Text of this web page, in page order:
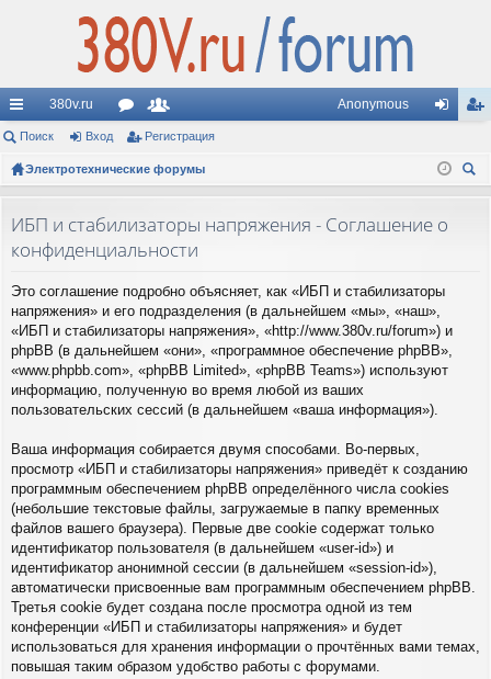
с
ы
и
380v.ru
ор
ум
ол
ьз
ат
Anonymous
д ис
Поиск Вход Регистрация
Электротехнические форумы
ИБП и стабилизаторы напряжения - Соглашение о
конфиденциальности
Это соглашение подробно объясняет, как «ИБП и стабилизаторы
напряжения» и его подразделения (в дальнейшем «мы», «наш»,
«ИБП и стабилизаторы напряжения», «http://www.380v.ru/forum») и
phpBB (в дальнейшем «они», «программное обеспечение phpBB»,
«www.phpbb.com», «phpBB Limited», «phpBB Teams») используют
информацию, полученную во время любой из ваших
пользовательских сессий (в дальнейшем «ваша информация»).
Ваша информация собирается двумя способами. Во-первых,
просмотр «ИБП и стабилизаторы напряжения» приведёт к созданию
программным обеспечением phpBB определённого числа cookies
(небольшие текстовые файлы, загружаемые в папку временных
файлов вашего браузера). Первые две cookie содержат только
идентификатор пользователя (в дальнейшем «user-id») и
идентификатор анонимной сессии (в дальнейшем «session-id»),
автоматически присвоенные вам программным обеспечением phpBB.
Третья cookie будет создана после просмотра одной из тем
конференции «ИБП и стабилизаторы напряжения» и будет
использоваться для хранения информации о прочтённых вами темах,
повышая таким образом удобство работы с форумами.